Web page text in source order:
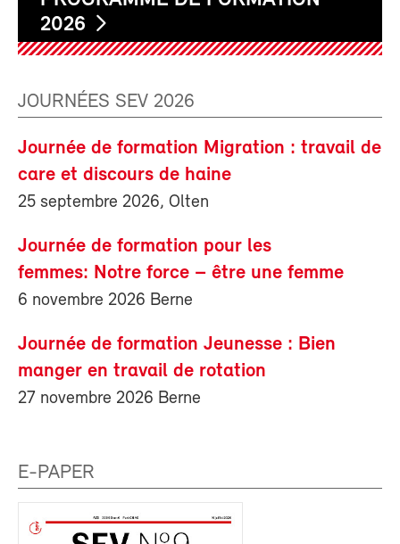
2026
JOURNÉES SEV 2026
Journée de formation Migration : travail de
care et discours de haine
25 septembre 2026, Olten
Journée de formation pour les
femmes: Notre force – être une femme
6 novembre 2026 Berne
Journée de formation Jeunesse : Bien
manger en travail de rotation
27 novembre 2026 Berne
E-PAPER